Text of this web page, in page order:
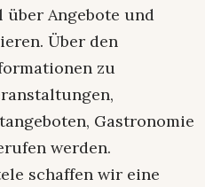
Angebote und
Über den
zu
Gastronomie
werden.
schaffen wir eine